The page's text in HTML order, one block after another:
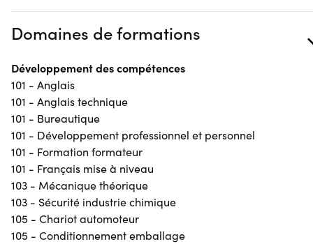
Domaines de formations
Développement des compétences
101 - Anglais
101 - Anglais technique
101 - Bureautique
101 - Développement professionnel et personnel
101 - Formation formateur
101 - Français mise à niveau
103 - Mécanique théorique
103 - Sécurité industrie chimique
105 - Chariot automoteur
105 - Conditionnement emballage